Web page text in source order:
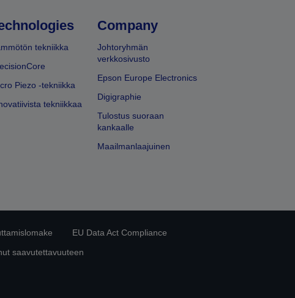
tekniikka
Piezo -tekniikka
tekniikkaa
Company
Johtoryhmän
verkkosivusto
Epson Europe Electronics
Digigraphie
Tulostus suoraan
kankaalle
Maailmanlaajuinen
EU Data Act Compliance
saavutettavuuteen